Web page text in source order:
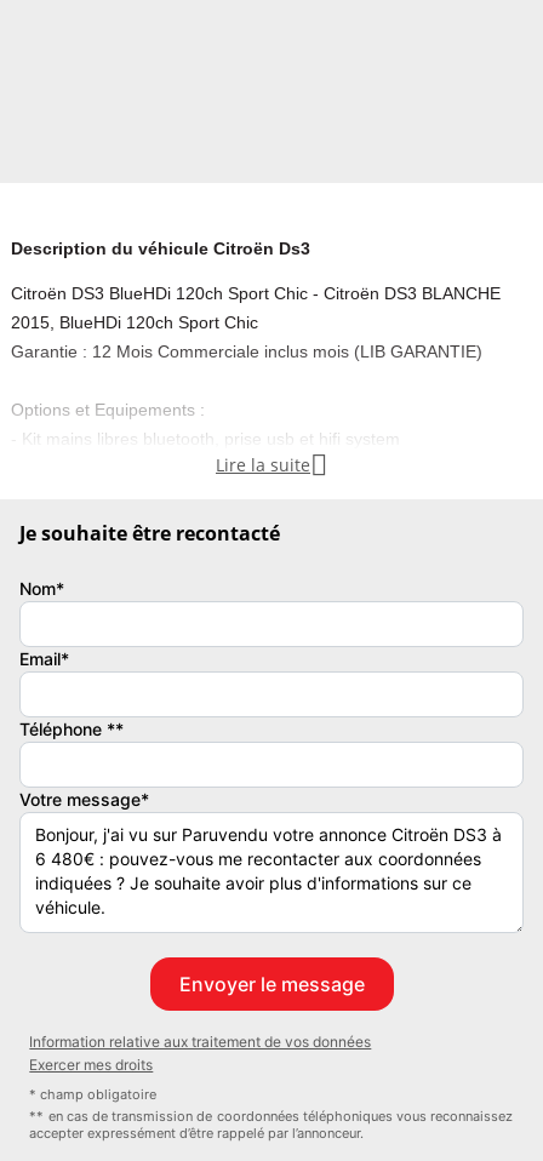
Description du véhicule Citroën Ds3
Citroën DS3 BlueHDi 120ch Sport Chic - Citroën DS3 BLANCHE
2015, BlueHDi 120ch Sport Chic
Garantie : 12 Mois Commerciale inclus mois (LIB GARANTIE)
Options et Equipements :
- Kit mains libres bluetooth, prise usb et hifi system
- Prise jack
- Système hi fi surround
- Système audio cd rds mp3 avec prise jack
- Commandes du système audio au volant
- Fonction mp3
- Radio
- Appel d'assistance localisé
- Appel d'urgence localisé
- Pack auto
- Allumage des phares automatique
- Capteur de pluie
- Clim automatique
- Rétroviseur intérieur électrochrome
- Rétroviseurs dégivrants
- Allumage des phares automatique
- Arrêt et redémarrage auto. du moteur
- Capteur de pluie
- Limiteur de vitesse
Lire la suite 
Je souhaite être recontacté
Nom*
Email*
Téléphone **
Votre message*
Information relative aux traitement de vos données
Exercer mes droits
* champ obligatoire
** en cas de transmission de coordonnées téléphoniques vous reconnaissez
accepter expressément d’être rappelé par l’annonceur.